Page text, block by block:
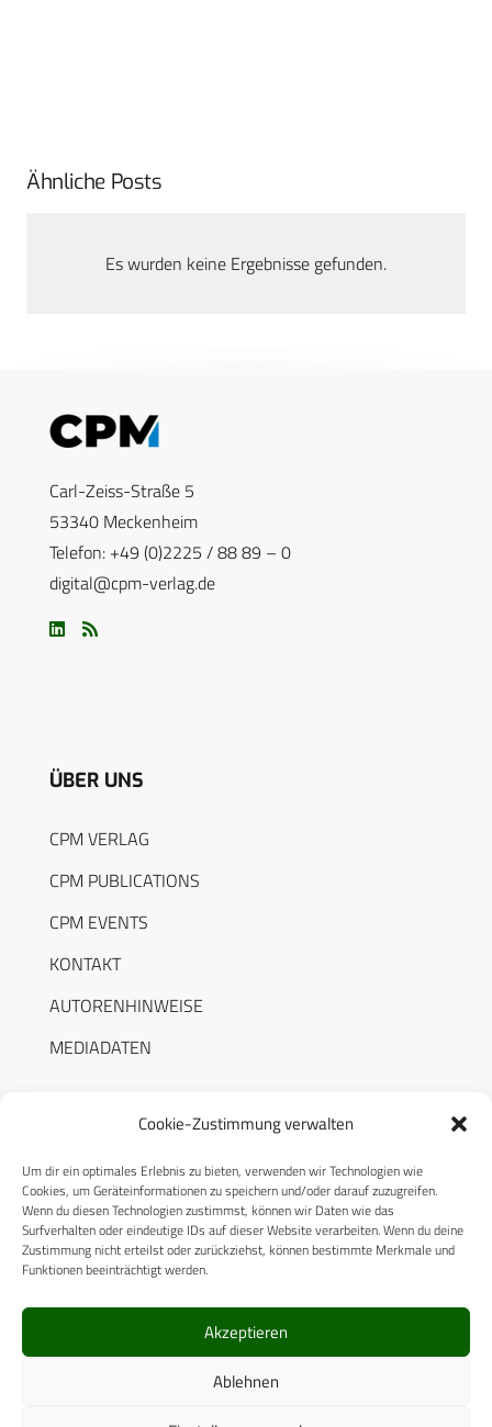
Cookie-Zustimmung verwalten
Um dir ein optimales Erlebnis zu bieten, verwenden wir Technologien wie
Cookies, um Geräteinformationen zu speichern und/oder darauf zuzugreifen.
Wenn du diesen Technologien zustimmst, können wir Daten wie das
Surfverhalten oder eindeutige IDs auf dieser Website verarbeiten. Wenn du deine
Zustimmung nicht erteilst oder zurückziehst, können bestimmte Merkmale und
Funktionen beeinträchtigt werden.
Akzeptieren
Ablehnen
Ähnliche Posts
Es wurden keine Ergebnisse gefunden.
Carl-Zeiss-Straße 5
53340 Meckenheim
Telefon: +49 (0)2225 / 88 89 – 0
digital@cpm-verlag.de
ÜBER UNS
CPM VERLAG
CPM PUBLICATIONS
CPM EVENTS
KONTAKT
AUTORENHINWEISE
MEDIADATEN
RECHTLICHES
Datenschutzerklärung
Cookie-Richtlinie (EU)